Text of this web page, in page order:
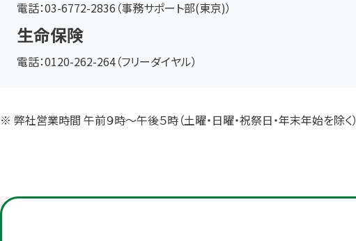
電話：03-6772-2836（事務サポート部(東京)）
生命保険
電話：0120-262-264（フリーダイヤル）
※ 弊社営業時間 午前９時～午後５時（土曜・日曜・祝祭日・年末年始を除く）